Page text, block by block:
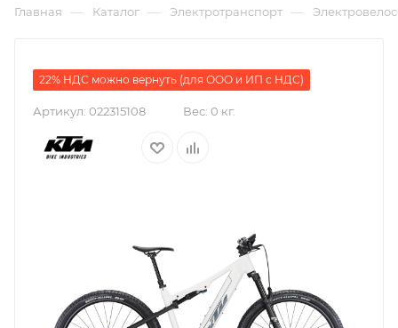
Главная — Каталог — Электротранспорт —
22% НДС можно вернуть (для ООО и ИП с НДС)
Артикул: 022315108 Вес: 0 кг.